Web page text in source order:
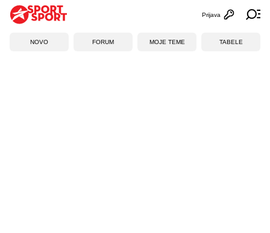
Otvori
Prijava
NOVO FORUM MOJE TEME TABELE